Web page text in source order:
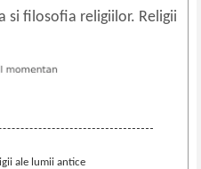
si filosofia religiilor. Religii
ale lumii antice